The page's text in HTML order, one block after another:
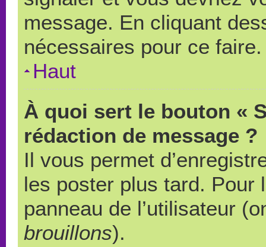
message. En cliquant
nécessaires pour ce faire.
Haut
À quoi sert le bouton «
rédaction de message ?
Il vous permet
les poster plus tard. Pour
panneau de l’utilisateur
brouillons).